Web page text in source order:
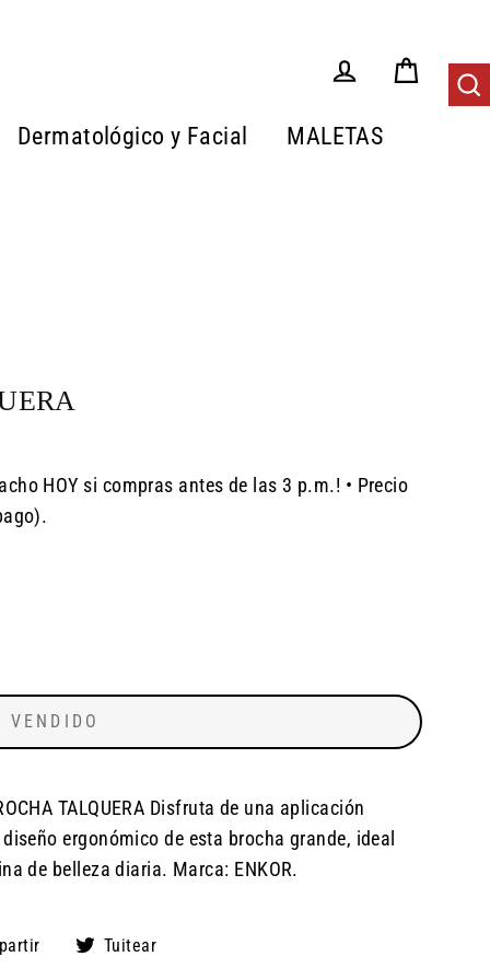
Tus Pedidos
Carrito
Dermatológico y Facial
MALETAS
HOY si compras antes de las 3 p.m.! • Precio
VENDIDO
TALQUERA Disfruta de una aplicación
ergonómico de esta brocha grande, ideal
de belleza diaria. Marca: ENKOR.
CompartirTuitear